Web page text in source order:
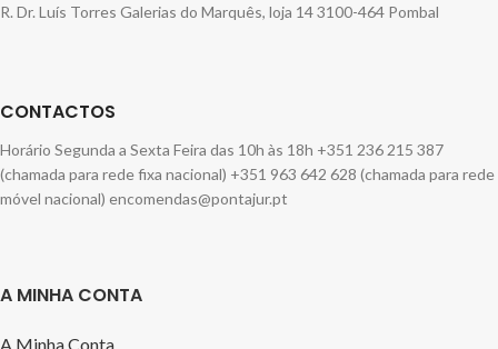
R. Dr. Luís Torres Galerias do Marquês, loja 14 3100-464 Pombal
CONTACTOS
Horário Segunda a Sexta Feira das 10h às 18h +351 236 215 387
(chamada para rede fixa nacional) +351 963 642 628 (chamada para rede
móvel nacional) encomendas@pontajur.pt
A MINHA CONTA
A Minha Conta